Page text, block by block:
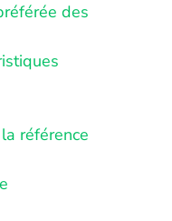
des
référence